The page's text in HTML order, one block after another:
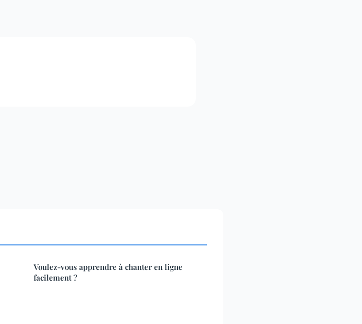
Voulez-vous apprendre à chanter en ligne
facilement ?